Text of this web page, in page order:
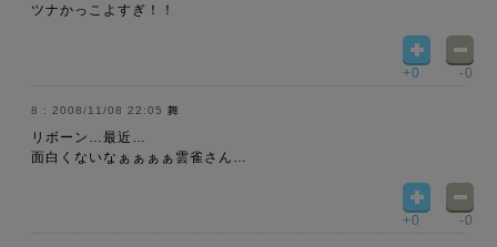
ツナかっこよすぎ！！
+0 -0
2008/11/08 22:05 舞
リボーン…最近…
面白くないなぁぁぁぁ雲雀さん…
+0 -0